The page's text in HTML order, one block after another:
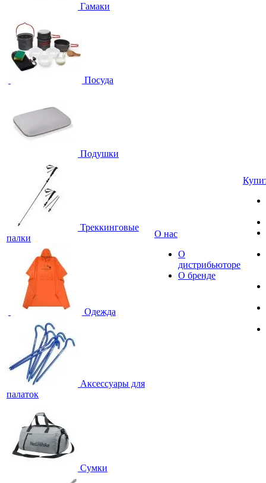
Гамаки
Посуда
Подушки
Треккинговые
палки
Одежда
Аксессуары для
палаток
Сумки
О нас
О
дистрибьюторе
О бренде